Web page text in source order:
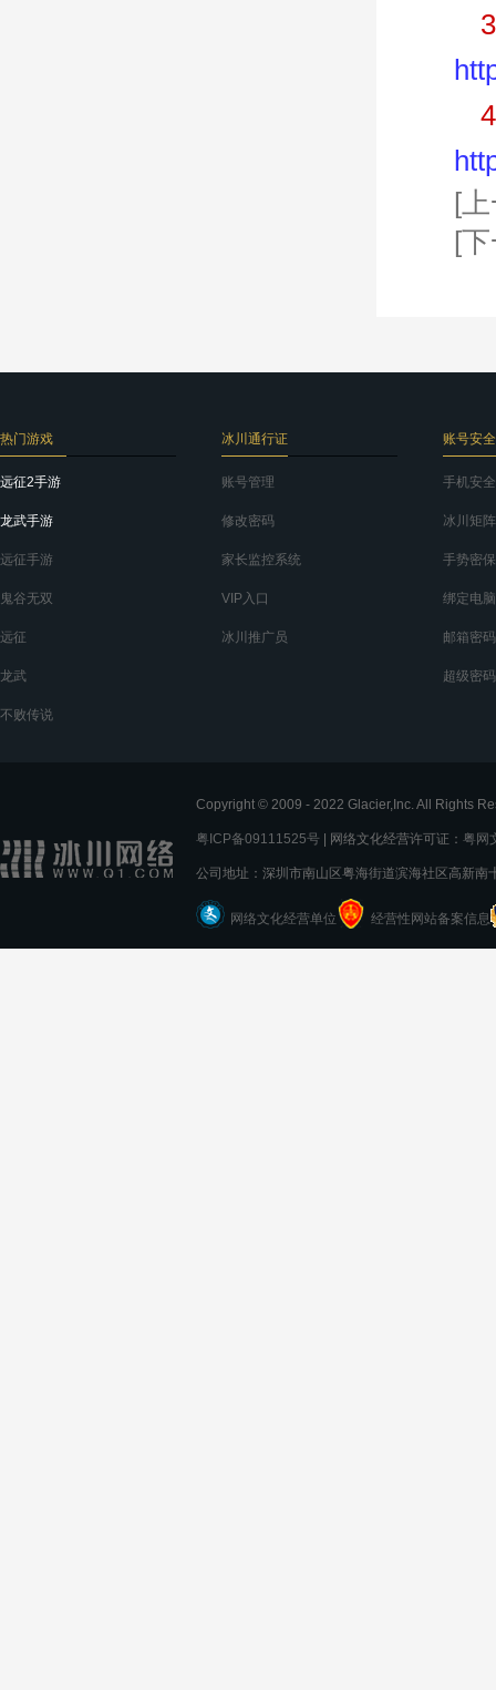
[
[
热门游戏
远征2手游
龙武手游
远征手游
鬼谷无双
远征
龙武
不败传说
冰川通行证
账号管理
修改密码
家长监控系统
VIP入口
冰川推广员
账号安全
手机安
冰川矩
手势密
绑定电脑
邮箱密码
超级密码
Copyright © 2009 - 2022 Glacier,Inc. All Rights
粤ICP备09111525号 | 网络文化经营许可证： 粤网
公司地址：深圳市南山区粤海街道滨海社区高新
网络文化经营单位 经营性网站备案信息